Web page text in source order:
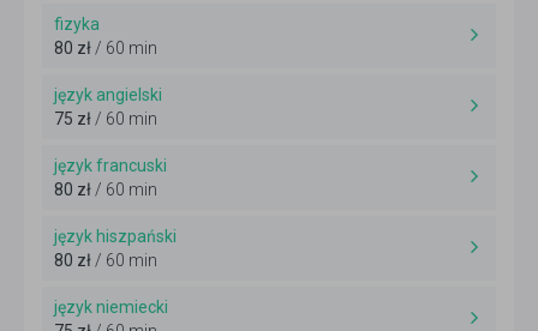
fizyka
80 zł / 60 min
język angielski
75 zł / 60 min
język francuski
80 zł / 60 min
język hiszpański
80 zł / 60 min
język niemiecki